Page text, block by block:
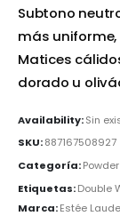
Subtono
más
Matices
dorado u
Availability:Sin
SKU:887167508927
Categoría:Powder
Etiquetas:Double
Marca:Estée